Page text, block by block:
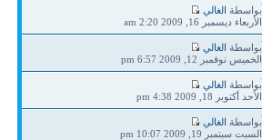
آخر
مشاركة
بواسطة الغالي
الأربعاء ديسمبر 16, 2009 2:20 am
آخر
مشاركة
بواسطة الغالي
الخميس نوفمبر 12, 2009 6:57 pm
آخر
مشاركة
بواسطة الغالي
الأحد أكتوبر 18, 2009 4:38 pm
آخر
مشاركة
بواسطة الغالي
السبت سبتمبر 19, 2009 10:07 pm